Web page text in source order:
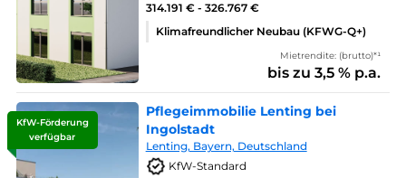
314.191 € - 326.767 €
Klimafreundlicher Neubau (KFWG-Q+)
Mietrendite: (brutto)*¹
bis zu 3,5 % p.a.
KfW-Förderung
verfügbar
Pflegeimmobilie Lenting bei
Ingolstadt
Lenting, Bayern, Deutschland
KfW-Standard